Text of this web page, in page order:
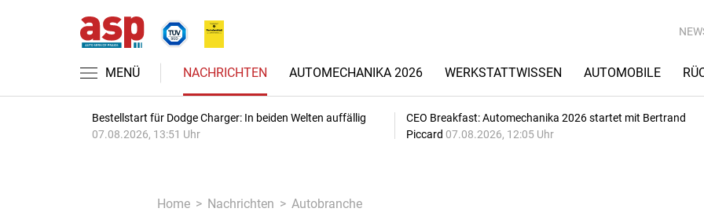
MENÜ NACHRICHTEN AUTOMECHANIKA 2026 WERKSTATTWISSEN AUTOMOBILE
Bestellstart für Dodge Charger: In beiden Welten auffällig
07.08.2026, 13:51 Uhr
CEO Breakfast: Automechanika 2026 startet mit Bertrand
Piccard 07.08.2026, 12:05 Uhr
Home Nachrichten
Autobranche